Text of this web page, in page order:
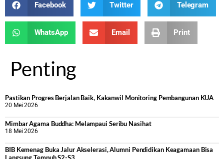
Facebook Twitter Telegram
WhatsApp Email Print
Penting
Pastikan Progres Berjalan Baik, Kakanwil Monitoring Pembangunan KUA
20 Mei 2026
Mimbar Agama Buddha: Melampaui Seribu Nasihat
18 Mei 2026
BIB Kemenag Buka Jalur Akselerasi, Alumni Pendidikan Keagamaan Bisa